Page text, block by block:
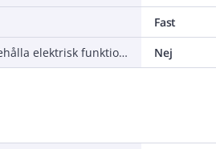
Fast
Lämplig för att bibehålla elektrisk funktionalitet (Circuit integrity) vid brand
Nej